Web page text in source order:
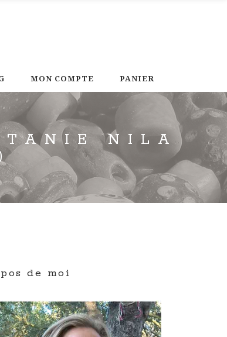
MON COMPTE PANIER
NILA
de moi